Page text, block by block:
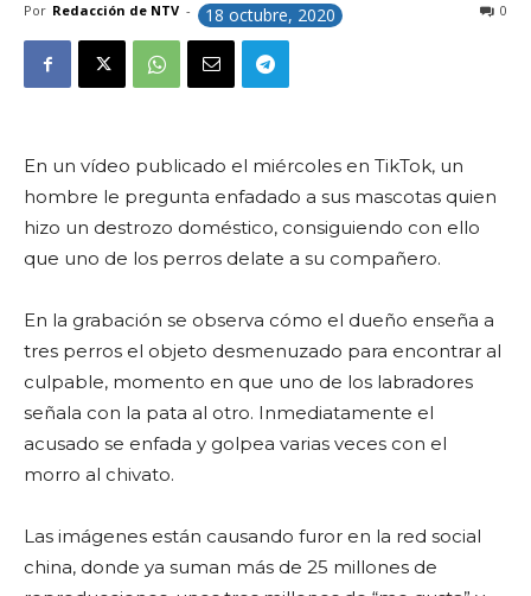
Por Redacción de NTV - 18 octubre, 2020 0
En un vídeo publicado el miércoles en TikTok, un
hombre le pregunta enfadado a sus mascotas quien
hizo un destrozo doméstico, consiguiendo con ello
que uno de los perros delate a su compañero.
En la grabación se observa cómo el dueño enseña a
tres perros el objeto desmenuzado para encontrar al
culpable, momento en que uno de los labradores
señala con la pata al otro. Inmediatamente el
acusado se enfada y golpea varias veces con el
morro al chivato.
Las imágenes están causando furor en la red social
china, donde ya suman más de 25 millones de